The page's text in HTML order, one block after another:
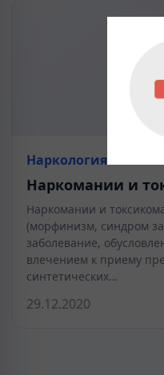
Наркология
Наркомании и
Наркомании и
(морфинизм, синдром
заболевание,
влечением к приему
синтетических…
29.12.2020